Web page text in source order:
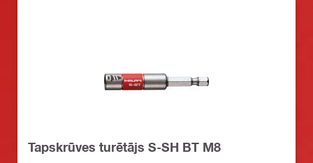
Tapskrūves turētājs S-SH BT M8